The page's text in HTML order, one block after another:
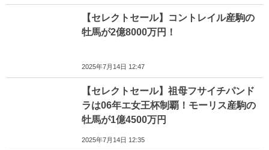
【セレクトセール】コントレイル産駒の
牡馬が2億8000万円！
2025年7月14日 12:47
【セレクトセール】祖母フサイチパンド
ラは06年エ女王杯制覇！モーリス産駒の
牡馬が1億4500万円
2025年7月14日 12:35